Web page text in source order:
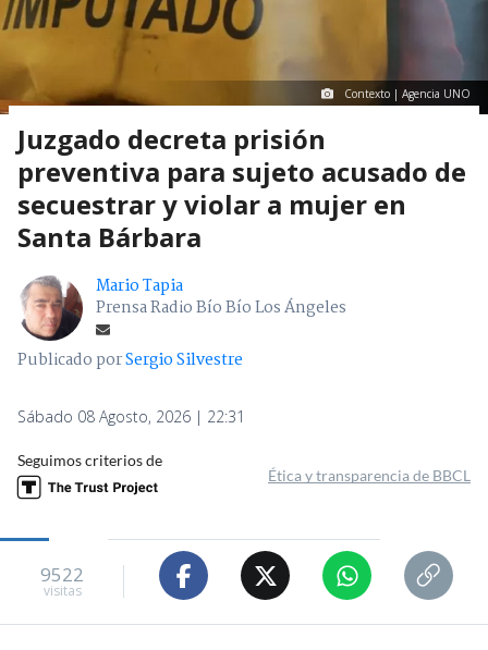
Contexto | Agencia UNO
Juzgado decreta prisión
preventiva para sujeto acusado de
secuestrar y violar a mujer en
Santa Bárbara
Mario Tapia
Prensa Radio Bío Bío Los Ángeles
Publicado porSergio Silvestre
Sábado 08 Agosto, 2026 | 22:31
Seguimos criterios de
Ética y transparencia de BBCL
9522
visitas